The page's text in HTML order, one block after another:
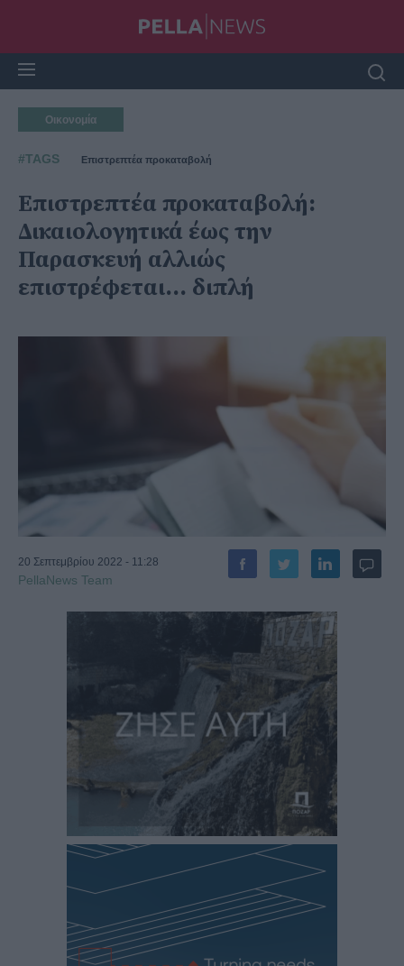
Οικονομία
#TAGS Επιστρεπτέα προκαταβολή
Επιστρεπτέα προκαταβολή:
Δικαιολογητικά έως την
Παρασκευή αλλιώς
επιστρέφεται… διπλή
20 Σεπτεμβρίου 2022 - 11:28
PellaNews Team